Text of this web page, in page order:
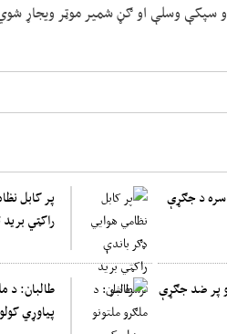
سپکې وسلې او ګڼ شمیر موټر ویجاړ
سره د جګړې
پر کابل
راکټي
پر ضد جګړې
طالبان: د
پیاوړي